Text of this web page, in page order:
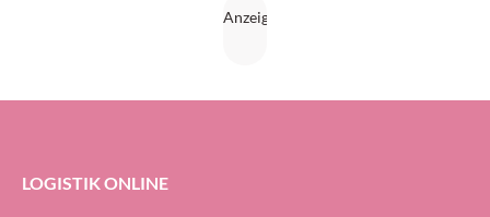
Steuerung und Optimierung des Gesamtsystems mit SAP
LOGISTIK ONLINE